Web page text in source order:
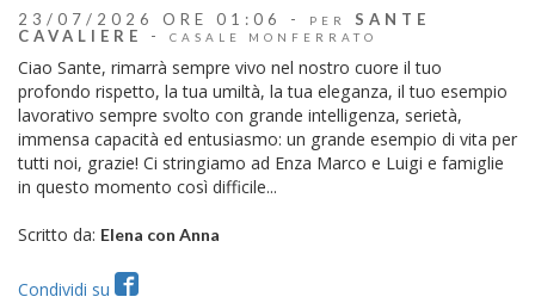
23/07/2026 ORE 01:06 - PER
SANTE
CAVALIERE
- CASALE MONFERRATO
Ciao Sante, rimarrà sempre vivo nel nostro cuore il tuo
profondo rispetto, la tua umiltà, la tua eleganza, il tuo esempio
lavorativo sempre svolto con grande intelligenza, serietà,
immensa capacità ed entusiasmo: un grande esempio di vita per
tutti noi, grazie! Ci stringiamo ad Enza Marco e Luigi e famiglie
in questo momento così difficile...
Scritto da: Elena con Anna
Condividi su